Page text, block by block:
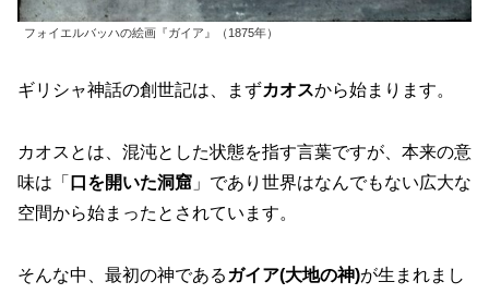
フォイエルバッハの絵画『ガイア』（1875年）
ギリシャ神話の創世記は、まずカオスから始まります。
カオスとは、混沌とした状態を指す言葉ですが、本来の意
味は「 口を開いた洞窟 」であり世界はなんでもない広大な
空間から始まったとされています。
そんな中、最初の神である ガイア(大地の神)が生まれまし